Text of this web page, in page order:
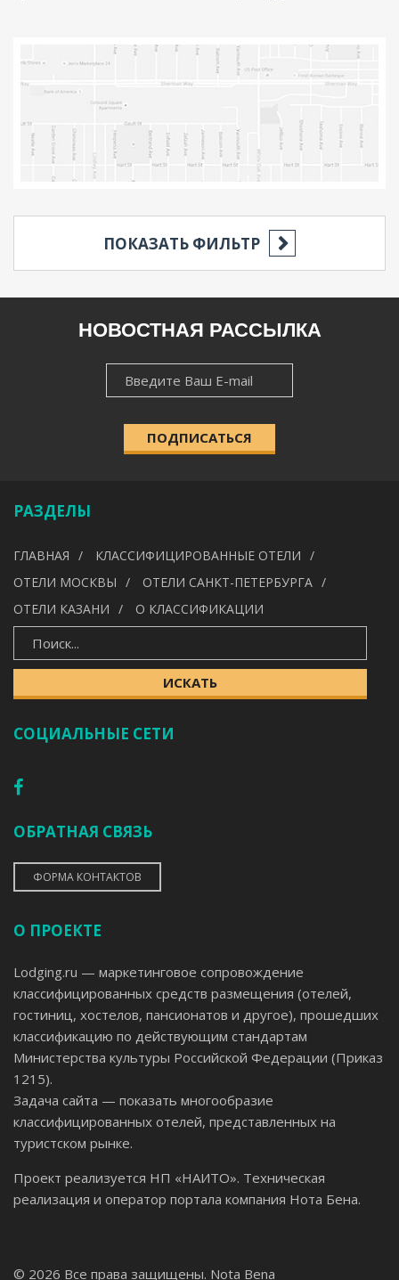
ПОКАЗАТЬ ФИЛЬТР
НАСЕЛЁННЫЙ ПУНКТ
ИСКАТЬ
НОВОСТНАЯ РАССЫЛКА
ПОДПИСАТЬСЯ
РАЗДЕЛЫ
ГЛАВНАЯ
КЛАССИФИЦИРОВАННЫЕ ОТЕЛИ
ОТЕЛИ МОСКВЫ
ОТЕЛИ САНКТ-ПЕТЕРБУРГА
ОТЕЛИ КАЗАНИ
О КЛАССИФИКАЦИИ
ИСКАТЬ
СОЦИАЛЬНЫЕ СЕТИ
ОБРАТНАЯ СВЯЗЬ
ФОРМА КОНТАКТОВ
О ПРОЕКТЕ
Lodging.ru — маркетинговое сопровождение
классифицированных средств размещения (отелей,
гостиниц, хостелов, пансионатов и другое), прошедших
классификацию по действующим стандартам
Министерства культуры Российской Федерации (Приказ
1215).
Задача сайта — показать многообразие
классифицированных отелей, представленных на
туристском рынке.
Проект реализуется НП «НАИТО». Техническая
реализация и оператор портала компания Нота Бена.
© 2026 Все права защищены. Nota Bena